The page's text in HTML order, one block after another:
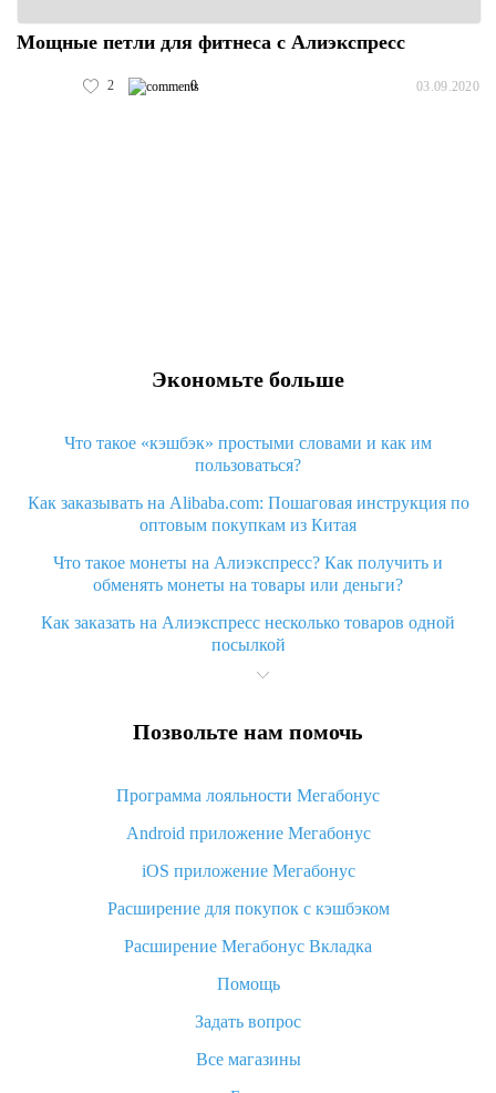
Мощные петли для фитнеса с Алиэкспресс
2 0 03.09.2020
Экономьте больше
Что такое «кэшбэк» простыми словами и как им
пользоваться?
Как заказывать на Alibaba.com: Пошаговая инструкция по
оптовым покупкам из Китая
Что такое монеты на Алиэкспресс? Как получить и
обменять монеты на товары или деньги?
Как заказать на Алиэкспресс несколько товаров одной
посылкой
Что значит статус «Заказ закрыт» на Алиэкспресс и что
Что делать, если Алиэкспресс просит ввести паспортные
Как узнать, куда пришла посылка с Алиэкспресс
Вы отменили заказ на Алиэкспресс, когда вернут деньги?
Что такое баллы на Алиэкспресс, как их получить и
«AliExpress Standard Shipping»: что это за метод доставки и
как его отслеживать
Как покупать оптом на Алиэкспресс
Что делать, если не пришел товар с Алиэкспресс
Позвольте нам помочь
Программа лояльности Мегабонус
Android приложение Мегабонус
iOS приложение Мегабонус
Расширение для покупок с кэшбэком
Расширение Мегабонус Вкладка
Помощь
Задать вопрос
Все магазины